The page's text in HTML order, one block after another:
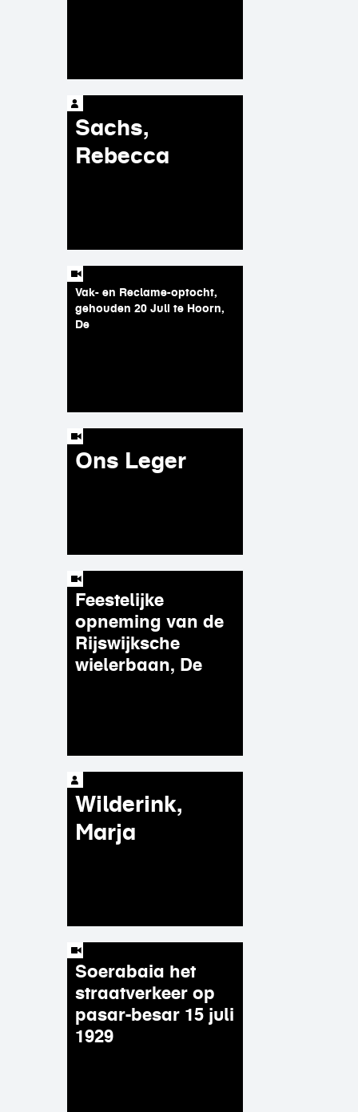
Sachs,
Rebecca
Vak- en Reclame-optocht,
gehouden 20 Juli te Hoorn,
De
Ons Leger
Feestelijke
opneming van de
Rijswijksche
wielerbaan, De
Wilderink,
Marja
Soerabaia het
straatverkeer op
pasar-besar 15 juli
1929